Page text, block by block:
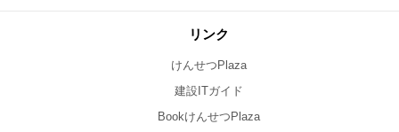
リンク
けんせつPlaza
建設ITガイド
BookけんせつPlaza